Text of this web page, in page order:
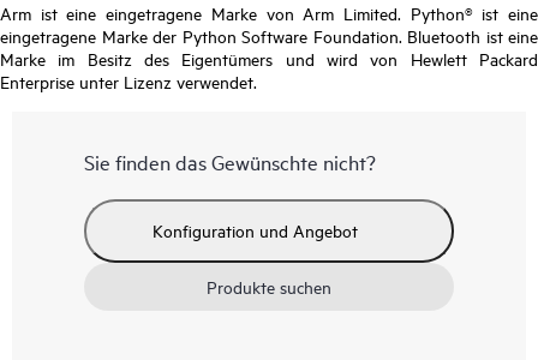
Arm ist eine eingetragene Marke von Arm Limited. Python® ist eine
eingetragene Marke der Python Software Foundation. Bluetooth ist eine
Marke im Besitz des Eigentümers und wird von Hewlett Packard
Enterprise unter Lizenz verwendet.
Sie finden das Gewünschte nicht?
Konfiguration und Angebot
Produkte suchen